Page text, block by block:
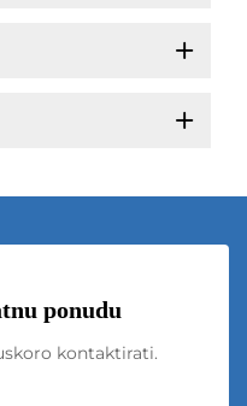
ponudu
kontaktirati.